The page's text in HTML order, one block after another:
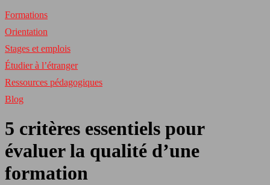
Formations
Orientation
Stages et emplois
Étudier à l’étranger
Ressources pédagogiques
Blog
5 critères essentiels pour
évaluer la qualité d’une
formation